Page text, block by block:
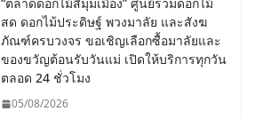
สด ดอกไม้ประดิษฐ์ พวงมาลัย และสังฆ
ภัณฑ์ครบวงจร ขอเชิญเลือกซื้อมาลัยและ
ของขวัญต้อนรับวันแม่ เปิดให้บริการทุกวัน
ตลอด 24 ชั่วโมง
05/08/2026